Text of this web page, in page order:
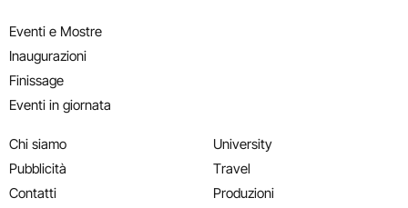
Eventi e Mostre
Inaugurazioni
Finissage
Eventi in giornata
Chi siamo
Pubblicità
Contatti
University
Travel
Produzioni